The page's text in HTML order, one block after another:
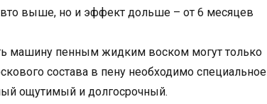
выше, но и эффект дольше – от 6 месяцев
машину пенным жидким воском могут только
состава в пену необходимо специальное
ощутимый и долгосрочный.